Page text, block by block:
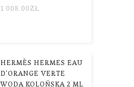
1 008.00ZŁ
HERMÈS HERMES EAU
D'ORANGE VERTE
WODA KOLOŃSKA 2 ML